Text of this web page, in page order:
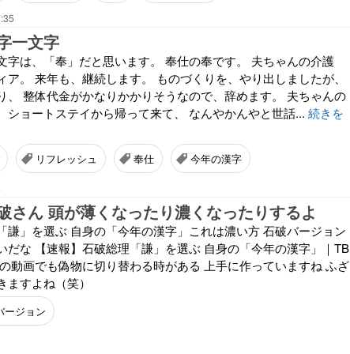
一文字
字は、「奉」だと思います。 奉仕の奉です。 夫ちゃんの介護
ア。 来年も、継続します。 ものづくりを、やり出しましたが、
、 整体代金がかなりかかりそうなので、辞めます。 夫ちゃんの
ショートステイから帰って来て、 なんやかんやと世話... 続きを
リフレッシュ 奉仕 今年の漢字
さん 頭が薄くなったり濃くなったりするよ
謙」を選ぶ 自身の「今年の漢字」これは濃い方 石破バージョン
だな 【速報】石破総理「謙」を選ぶ 自身の「今年の漢字」｜TB
動画でも偽物に切り替わる時がある 上手に作っていますね ふざ
すよね（笑）
ージョン